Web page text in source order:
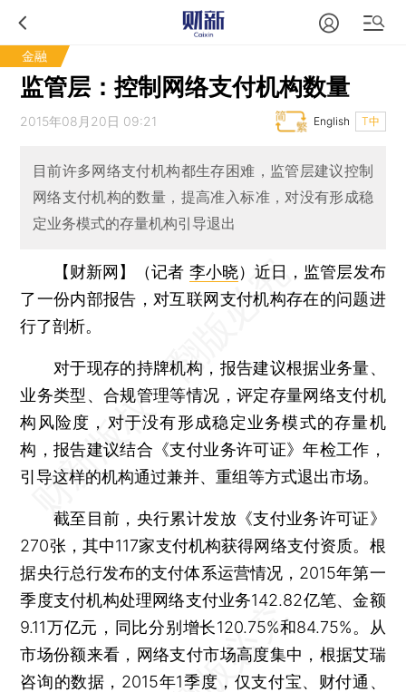
金融
监管层：控制网络支付机构数量
2015年08月20日 09:21 T中
English
目前许多网络支付机构都生存困难，监管层建议控制
网络支付机构的数量，提高准入标准，对没有形成稳
定业务模式的存量机构引导退出
【财新网】（记者 李小晓） 近日，监管层发布
了一份内部报告，对互联网支付机构存在的问题进
行了剖析。
对于现存的持牌机构，报告建议根据业务量、
业务类型、合规管理等情况，评定存量网络支付机
构风险度，对于没有形成稳定业务模式的存量机
构，报告建议结合《支付业务许可证》年检工作，
引导这样的机构通过兼并、重组等方式退出市场。
截至目前，央行累计发放《支付业务许可证》
270张，其中117家支付机构获得网络支付资质。根
据央行总行发布的支付体系运营情况，2015年第一
季度支付机构处理网络支付业务142.82亿笔、金额
9.11万亿元，同比分别增长120.75%和84.75%。从
市场份额来看，网络支付市场高度集中，根据艾瑞
咨询的数据，2015年1季度，仅支付宝、财付通、